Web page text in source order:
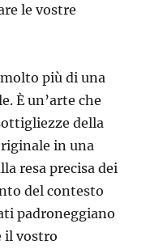
le vostre
più di una
È un’arte che
della
in una
resa precisa dei
del contesto
padroneggiano
il vostro